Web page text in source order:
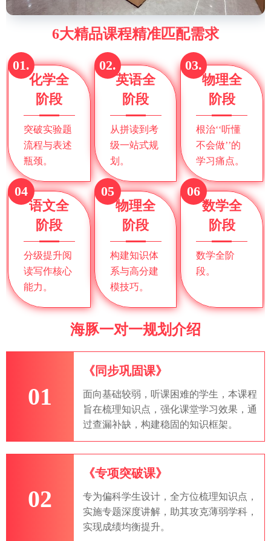
6大精品课程精准匹配需求
01.
化学全
阶段
突破实验题
流程与表述
瓶颈。
02.
英语全
阶段
从拼读到考
级一站式规
划。
03.
物理全
阶段
根治‘‘听懂
不会做’’的
学习痛点。
04
语文全
阶段
分级提升阅
读写作核心
能力。
05
物理全
阶段
构建知识体
系与高分建
模技巧。
06
数学全
阶段
数学全阶
段。
海豚一对一规划介绍
01
《同步巩固课》
面向基础较弱，听课困难的学生，本课程
旨在梳理知识点，强化课堂学习效果，通
过查漏补缺，构建稳固的知识框架。
02
《专项突破课》
专为偏科学生设计，全方位梳理知识点，
实施专题深度讲解，助其攻克薄弱学科，
实现成绩均衡提升。